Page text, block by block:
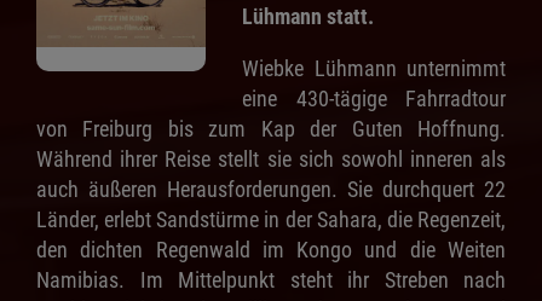
Lühmann statt.
Wiebke Lühmann unternimmt
eine 430-tägige Fahrradtour
von Freiburg bis zum Kap der Guten Hoffnung.
Während ihrer Reise stellt sie sich sowohl inneren als
auch äußeren Herausforderungen. Sie durchquert 22
Länder, erlebt Sandstürme in der Sahara, die Regenzeit,
den dichten Regenwald im Kongo und die Weiten
Namibias. Im Mittelpunkt steht ihr Streben nach